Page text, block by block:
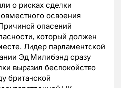
о рисках сделки
освоения
опасений
который должен
Лидер парламентской
Эд Милибэнд сразу
выразил беспокойство
британской